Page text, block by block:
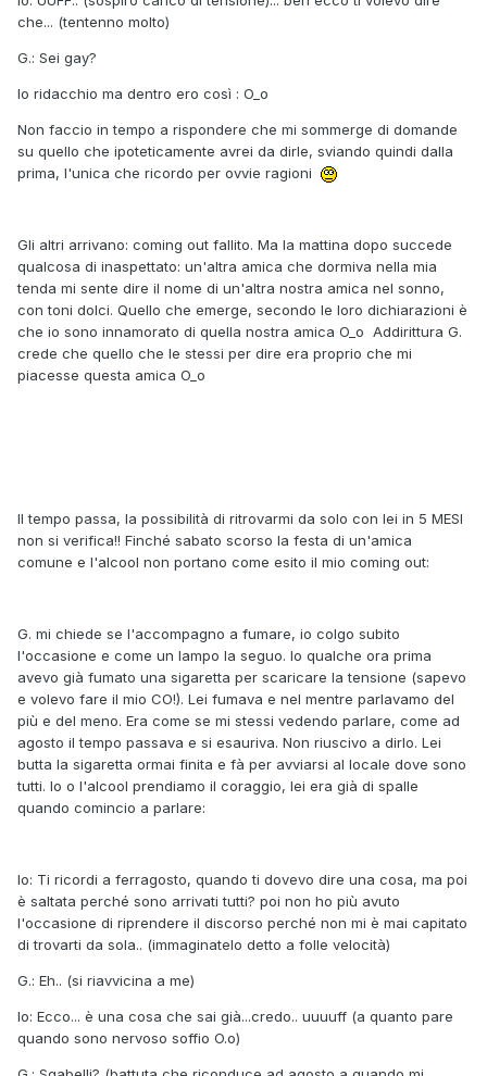
che... (tentenno molto)
G.: Sei gay?
Io ridacchio ma dentro ero così : O_o
Non faccio in tempo a rispondere che mi sommerge di domande
su quello che ipoteticamente avrei da dirle, sviando quindi dalla
prima, l'unica che ricordo per ovvie ragioni
Gli altri arrivano: coming out fallito. Ma la mattina dopo succede
qualcosa di inaspettato: un'altra amica che dormiva nella mia
tenda mi sente dire il nome di un'altra nostra amica nel sonno,
con toni dolci. Quello che emerge, secondo le loro dichiarazioni è
che io sono innamorato di quella nostra amica O_o Addirittura G.
crede che quello che le stessi per dire era proprio che mi
piacesse questa amica O_o
Il tempo passa, la possibilità di ritrovarmi da solo con lei in 5 MESI
non si verifica!! Finché sabato scorso la festa di un'amica
comune e l'alcool non portano come esito il mio coming out:
G. mi chiede se l'accompagno a fumare, io colgo subito
l'occasione e come un lampo la seguo. Io qualche ora prima
avevo già fumato una sigaretta per scaricare la tensione (sapevo
e volevo fare il mio CO!). Lei fumava e nel mentre parlavamo del
più e del meno. Era come se mi stessi vedendo parlare, come ad
agosto il tempo passava e si esauriva. Non riuscivo a dirlo. Lei
butta la sigaretta ormai finita e fà per avviarsi al locale dove sono
tutti. Io o l'alcool prendiamo il coraggio, lei era già di spalle
quando comincio a parlare:
Io: Ti ricordi a ferragosto, quando ti dovevo dire una cosa, ma poi
è saltata perché sono arrivati tutti? poi non ho più avuto
l'occasione di riprendere il discorso perché non mi è mai capitato
di trovarti da sola.. (immaginatelo detto a folle velocità)
G.: Eh.. (si riavvicina a me)
Io: Ecco... è una cosa che sai già...credo.. uuuuff (a quanto pare
quando sono nervoso soffio O.o)